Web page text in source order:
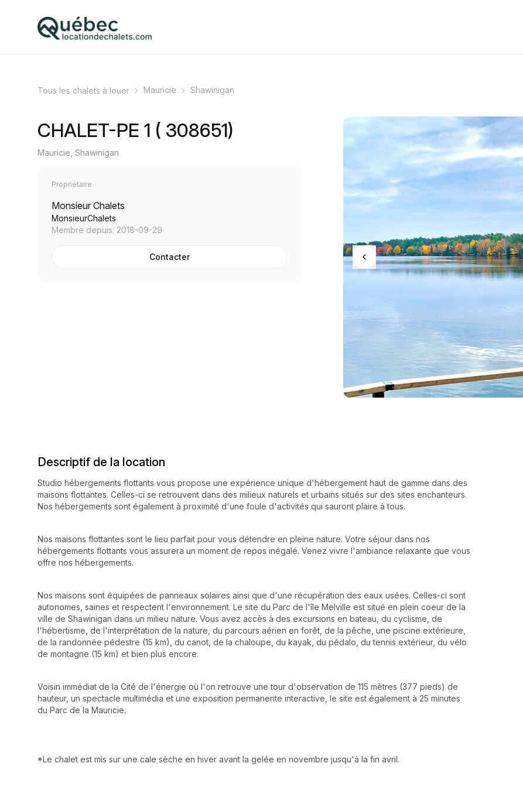
Tous les chalets à louer Mauricie Shawinigan
CHALET-PE 1 ( 308651)
Mauricie, Shawinigan
Propriétaire
Monsieur Chalets
MonsieurChalets
Membre depuis: 2018-09-29
Contacter
Descriptif de la location
Studio hébergements flottants vous propose une expérience unique d'hébergement haut de gamme dans des
maisons flottantes. Celles-ci se retrouvent dans des milieux naturels et urbains situés sur des sites enchanteurs.
Nos hébergements sont également à proximité d'une foule d'activités qui sauront plaire à tous.
Nos maisons flottantes sont le lieu parfait pour vous détendre en pleine nature. Votre séjour dans nos
hébergements flottants vous assurera un moment de repos inégalé. Venez vivre l'ambiance relaxante que vous
offre nos hébergements.
Nos maisons sont équipées de panneaux solaires ainsi que d'une récupération des eaux usées. Celles-ci sont
autonomes, saines et respectent l'environnement. Le site du Parc de l'île Melville est situé en plein coeur de la
ville de Shawinigan dans un milieu nature. Vous avez accès à des excursions en bateau, du cyclisme, de
l'hébertisme, de l'interprétation de la nature, du parcours aérien en forêt, de la pêche, une piscine extérieure,
de la randonnée pédestre (15 km), du canot, de la chaloupe, du kayak, du pédalo, du tennis extérieur, du vélo
de montagne (15 km) et bien plus encore.
Voisin immédiat de la Cité de l'énergie où l'on retrouve une tour d'observation de 115 mètres (377 pieds) de
hauteur, un spectacle multimédia et une exposition permanente interactive, le site est également à 25 minutes
du Parc de la Mauricie.
*Le chalet est mis sur une cale sèche en hiver avant la gelée en novembre jusqu'à la fin avril.